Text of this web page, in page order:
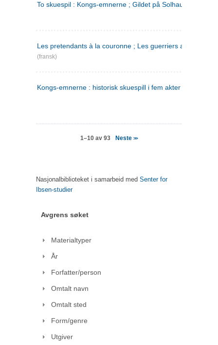
To skuespil : Kongs-emnerne ; Gildet på Solhaug
Les pretendants à la couronne ; Les guerriers a Helgeland
(fransk)
Kongs-emnerne : historisk skuespill i fem akter
1–10 av 93 Neste>>
Nasjonalbiblioteket i samarbeid med Senter for
Ibsen-studier
Avgrens søket
Materialtyper
År
Forfatter/person
Omtalt navn
Omtalt sted
Form/genre
Utgiver